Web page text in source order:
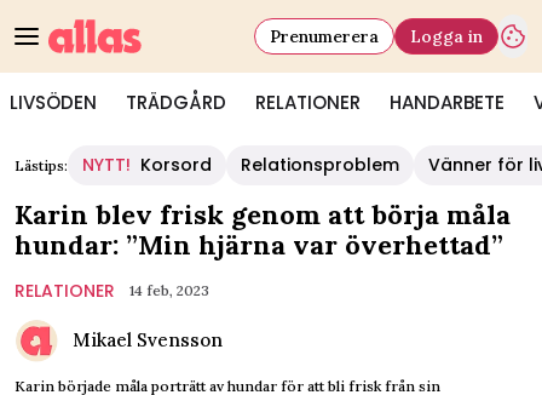
LIVSÖDEN TRÄDGÅRD RELATIONER HANDARBETE
Prenumerera Logga in
Lästips: NYTT! Korsord Relationsproblem Vänner för
Karin blev frisk genom att börja måla
hundar: ”Min hjärna var överhettad”
RELATIONER 14 feb, 2023
Mikael Svensson
Karin började måla porträtt av hundar för att bli frisk från sin